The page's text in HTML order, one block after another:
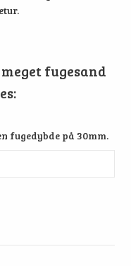
fugesand
fugedybde på 30mm.